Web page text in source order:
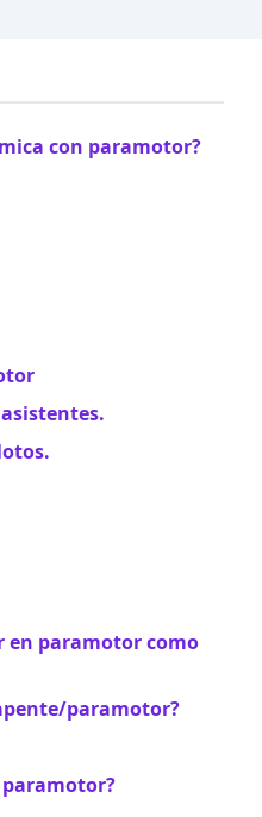
con paramotor?
en paramotor como
paramotor?
paramotor?